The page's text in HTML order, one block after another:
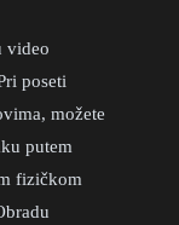
video
poseti
možete
putem
fizičkom